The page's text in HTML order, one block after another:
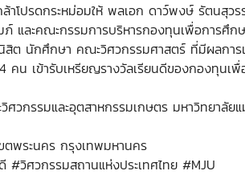
ล้าโปรดกระหม่อมให้ พลเอก ดาว์พงษ์ รัตน
และคณะกรรมการบริหารกองทุนเพื่อการศึ
ต นักศึกษา คณะวิศวกรรมศาสตร์ ที่มีผลการ
น เข้ารับเหรียญรางวัลเรียนดีของกองทุนเ
รรมและอุตสาหกรรมเกษตร มหาวิทยาลัยแ
พระนคร กรุงเทพมหานคร
#วิศวกรรมสถานแห่งประเทศไทย #MJU